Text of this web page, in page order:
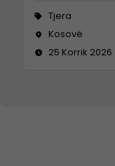
Tjera
Kosovë
25 Korrik 2026